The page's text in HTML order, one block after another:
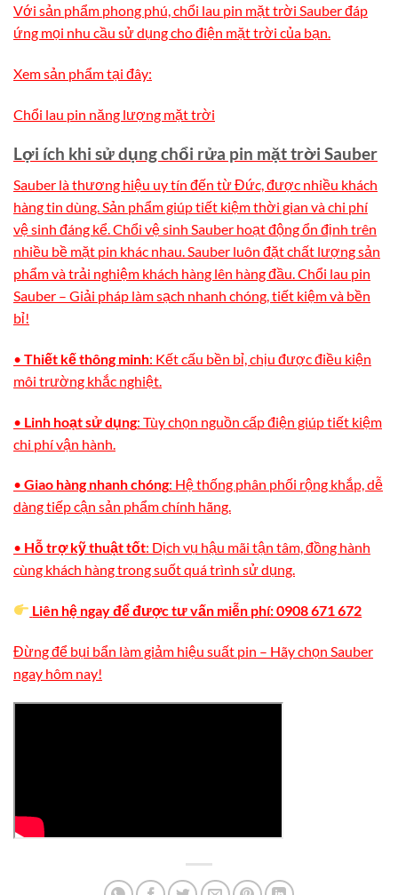
Với sản phẩm phong phú, chổi lau pin mặt trời Sauber đáp
ứng mọi nhu cầu sử dụng cho điện mặt trời của bạn.
Xem sản phẩm tại đây:
Chổi lau pin năng lượng mặt trời
Lợi ích khi sử dụng chổi rửa pin mặt trời Sauber
Sauber là thương hiệu uy tín đến từ Đức, được nhiều khách
hàng tin dùng. Sản phẩm giúp tiết kiệm thời gian và chi phí
vệ sinh đáng kể. Chổi vệ sinh Sauber hoạt động ổn định trên
nhiều bề mặt pin khác nhau. Sauber luôn đặt chất lượng sản
phẩm và trải nghiệm khách hàng lên hàng đầu. Chổi lau pin
Sauber – Giải pháp làm sạch nhanh chóng, tiết kiệm và bền
bỉ!
• Thiết kế thông minh: Kết cấu bền bỉ, chịu được điều kiện
môi trường khắc nghiệt.
• Linh hoạt sử dụng: Tùy chọn nguồn cấp điện giúp tiết kiệm
chi phí vận hành.
• Giao hàng nhanh chóng: Hệ thống phân phối rộng khắp, dễ
dàng tiếp cận sản phẩm chính hãng.
• Hỗ trợ kỹ thuật tốt: Dịch vụ hậu mãi tận tâm, đồng hành
cùng khách hàng trong suốt quá trình sử dụng.
Liên hệ ngay để được tư vấn miễn phí: 0908 671 672
Đừng để bụi bẩn làm giảm hiệu suất pin – Hãy chọn Sauber
ngay hôm nay!